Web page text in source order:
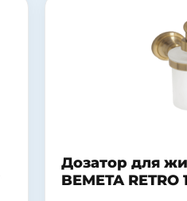
Дозатор для
BEMETA